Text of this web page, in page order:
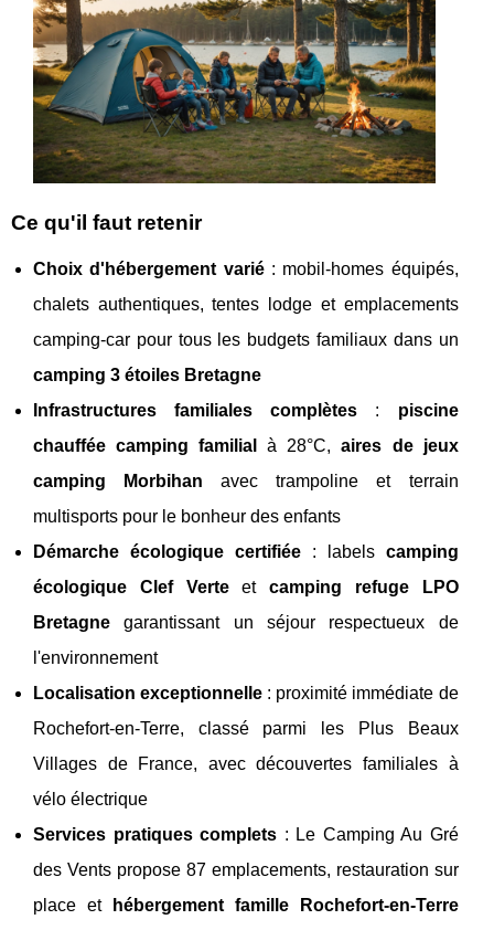
Ce qu'il faut retenir
Choix d'hébergement varié: mobil-homes équipés,
chalets authentiques, tentes lodge et emplacements
camping-car pour tous les budgets familiaux dans un
camping 3 étoiles Bretagne
Infrastructures familiales complètes : piscine
chauffée camping familial
à 28°C,aires de jeux
camping Morbihan avec trampoline et terrain
multisports pour le bonheur des enfants
Démarche écologique certifiée: labels camping
écologique Clef Verteetcamping refuge LPO
Bretagne garantissant un séjour respectueux de
l'environnement
Localisation exceptionnelle : proximité immédiate de
Rochefort-en-Terre, classé parmi les Plus Beaux
Villages de France, avec découvertes familiales à
vélo électrique
Services pratiques complets : Le Camping Au Gré
des Vents propose 87 emplacements, restauration sur
place et
hébergement famille Rochefort-en-Terre